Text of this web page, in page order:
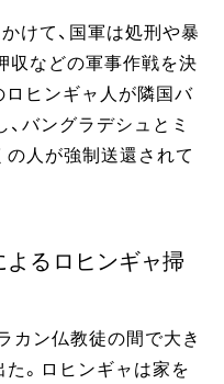
けて、国軍は処刑や暴
収などの軍事作戦を決
ロヒンギャ人が隣国バ
バングラデシュとミ
の人が強制送還されて
よるロヒンギャ掃
カン仏教徒の間で大き
た。ロヒンギャは家を